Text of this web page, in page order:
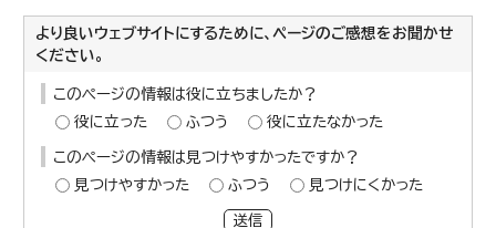
より良いウェブサイトにするために、ページのご感想をお聞かせ
ください。
このページの情報は役に立ちましたか？
役に立った
ふつう 役に立たなかった
このページの情報は見つけやすかったですか？
見つけやすかった
ふつう 見つけにくかった
送信